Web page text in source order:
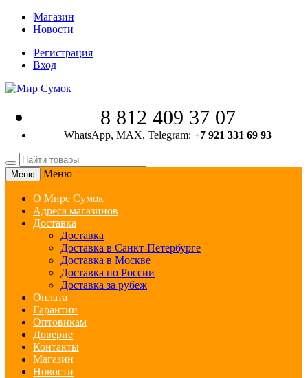
Магазин
Новости
Регистрация
Вход
8 812 409 37 07
WhatsApp, MAX, Telegram: +7 921 331 69 93
Меню Меню
О Мире Сумок
Адреса магазинов
Доставка
Доставка
Доставка в Санкт-Петербурге
Доставка в Москве
Доставка по России
Доставка за рубеж
Оплата
Гарантии
Оптовикам
Доверие
Контакты
Магазин
Новости